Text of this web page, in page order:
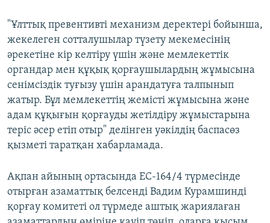
"Ұлттық превентивті механизм деректері бойынша,
жекелеген сотталушылар түзету мекемесінің
әрекетіне кір келтіру үшін және мемлекеттік
органдар мен құқық қорғаушылардың жұмысына
сенімсіздік туғызу үшін арандатуға талпынып
жатыр. Бұл мемлекеттің жемісті жұмысына және
адам құқығын қорғауды жетілдіру жұмыстарына
теріс әсер етіп отыр" делінген уәкілдің баспасөз
қызметі таратқан хабарламада.
Ақпан айының ортасында ЕС-164/4 түрмесінде
отырған азаматтық белсенді Вадим Курамшинді
қорғау комитеті ол түрмеде аштық жариялаған